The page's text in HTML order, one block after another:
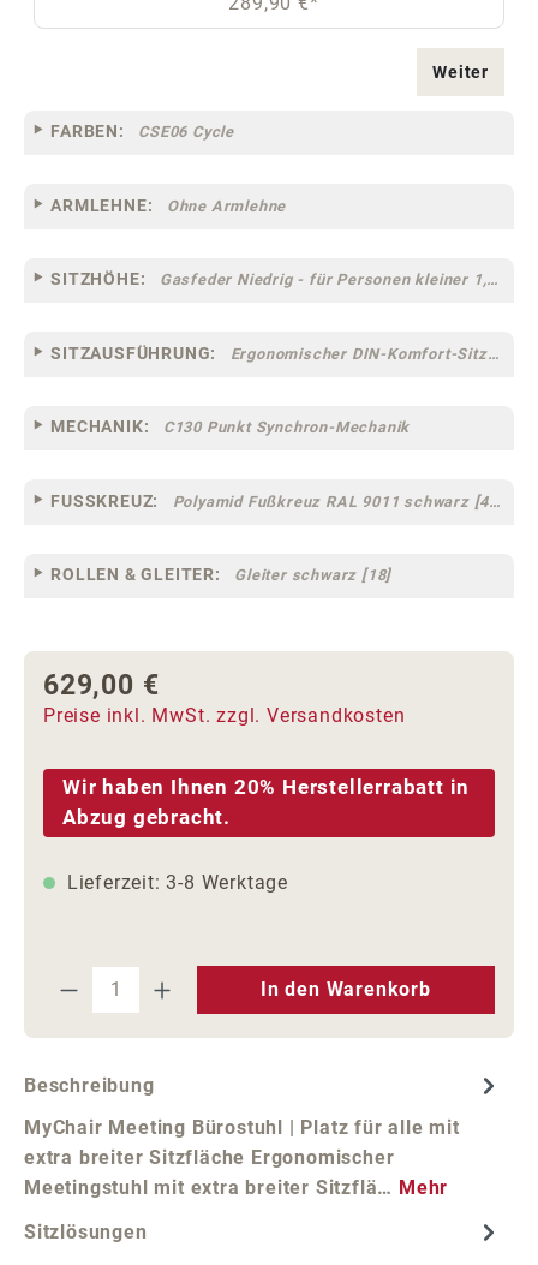
Weiter
FARBEN: CSE06 Cycle
ARMLEHNE: Ohne Armlehne
SITZHÖHE: Gasfeder Niedrig - für Personen kleiner 1,60 m
SITZAUSFÜHRUNG: Ergonomischer DIN-Komfort-Sitz [75MC]
MECHANIK: C130 Punkt Synchron-Mechanik
FUSSKREUZ: Polyamid Fußkreuz RAL 9011 schwarz [44]
ROLLEN & GLEITER: Gleiter schwarz [18]
Regulärer Preis:
629,00 €
Preise inkl. MwSt. zzgl. Versandkosten
Wir haben Ihnen 20% Herstellerrabatt in
Abzug gebracht.
Lieferzeit: 3-8 Werktage
Produkt Anzahl: Gib den
In den Warenkorb
Beschreibung
MyChair Meeting Bürostuhl | Platz für alle mit
extra breiter Sitzfläche Ergonomischer
Meetingstuhl mit extra breiter Sitzflä… Mehr
Sitzlösungen